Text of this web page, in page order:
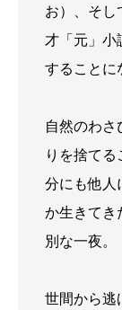
お）、そし
才「元」小
することに
自然のわ
りを捨て
分にも他人
か生きてき
別な一夜。
世間から逃